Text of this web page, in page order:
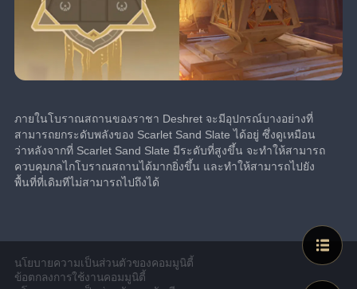
ภายในโบราณสถานของราชา Deshret จะมีอุปกรณ์บางอย่างที่
สามารถยกระดับพลังของ Scarlet Sand Slate ได้อยู่ ซึ่งดูเหมือน
ว่าหลังจากที่ Scarlet Sand Slate มีระดับที่สูงขึ้น จะทำให้สามารถ
ควบคุมกลไกโบราณสถานได้มากยิ่งขึ้น และทำให้สามารถไปยัง
พื้นที่ที่เดิมทีไม่สามารถไปถึงได้
นโยบายความเป็นส่วนตัวของคอมมูนิตี้
ข้อตกลงการใช้งานคอมมูนิตี้